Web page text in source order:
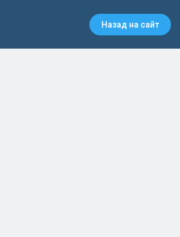
Назад на сайт